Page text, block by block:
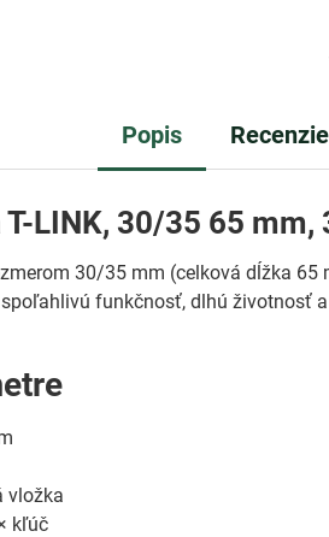
Popis Recenzie
LINK, 30/35 65 mm,
30/35 mm (celková dĺžka 65
funkčnosť, dlhú životnosť
vložka
kľúč